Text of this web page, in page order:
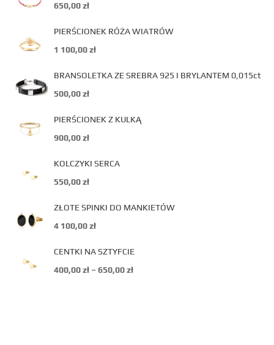
650,00zł
PIERŚCIONEK RÓŻA WIATRÓW
1 100,00zł
BRANSOLETKA ZE SREBRA 925 I BRYLANTEM 0,015ct
500,00zł
PIERŚCIONEK Z KULKĄ
900,00zł
KOLCZYKI SERCA
550,00zł
ZŁOTE SPINKI DO MANKIETÓW
4 100,00zł
CENTKI NA SZTYFCIE
400,00zł – 650,00zł